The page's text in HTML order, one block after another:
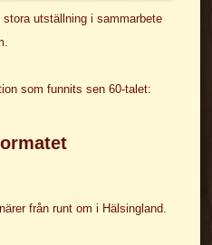
utställning i sammarbete
som funnits sen 60-talet:
från runt om i Hälsingland.